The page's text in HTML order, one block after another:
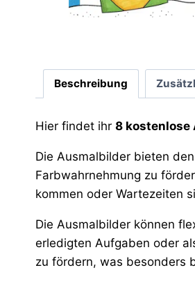
Beschreibung
Hier findet ihr 8 kostenlose
Die Ausmalbilder bieten
Farbwahrnehmung zu
kommen oder Wartezeiten
Die Ausmalbilder können
erledigten Aufgaben oder
zu fördern, was besonders